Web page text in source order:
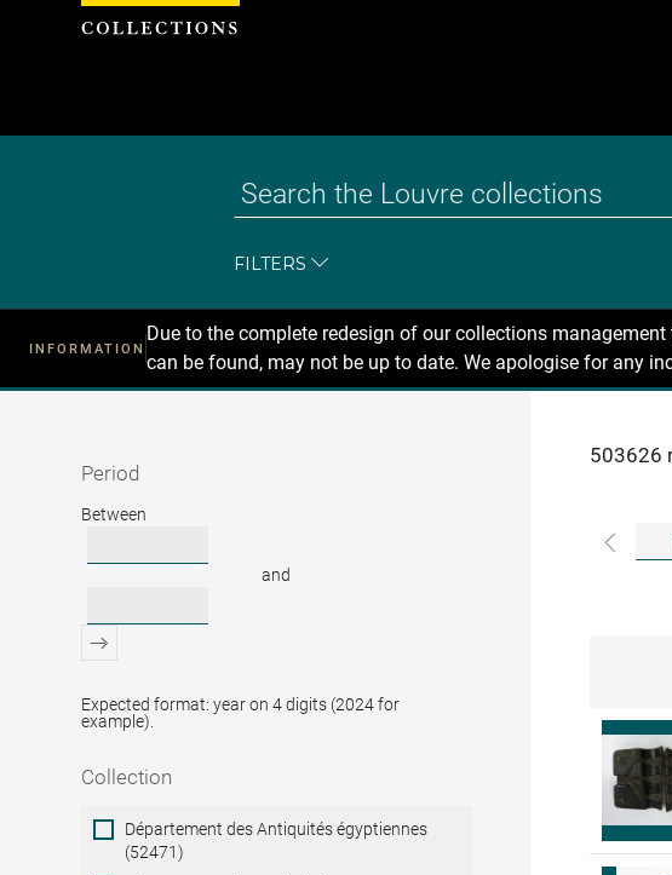
FILTERS
INFORMATION
Due to the complete redesign of our collections
can be found, may not be up to date. We apologise for any
Recherche
Period
Period
Between
and
Expected format: year on 4 digits (2024 for
example).
Collection
Collection
Département des Antiquités égyptiennes
(52471)
503626
Search
results
for
artworks
Louvre
Cookies management panel